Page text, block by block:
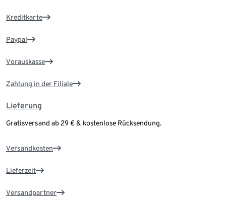
Kreditkarte
Paypal
Vorauskasse
Zahlung in der Filiale
Lieferung
Gratisversand ab 29 € & kostenlose Rücksendung.
Versandkosten
Lieferzeit
Versandpartner